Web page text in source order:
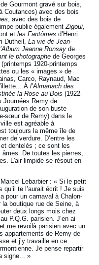
Gourmont gravé sur bois,
Coutances) avec des bois
, avec des bois de
publie égalementZigoui,
etles Fantômes d’Henri
Dutheil,La vie de Jean-
Jeanne Ronsay de
le photographe de Georges
(printemps 1920-printemps
ou les « images » de
Carco, Raynaud, Mac
Àl’Almanach des
la Rose au Bois (1922-
Journées Remy de
de son buste
sœur de Remy) dans le
est agréable à
toujours la même île de
de verdure. D’entre les
dentelés ; ce sont les
De toutes les pierres,
L'air limpide se résout en
Lebarbier : « Si le petit
te l’aurait écrit ! Je suis
pour un carnaval à Chalon-
boutique rue de Seine, à
deux longs mois chez
P.Q.G. parisien. J’en ai
me revoilà parisien avec un
appartements de Remy de
et j’y travaille en ce
Je pense repartir
signe... »